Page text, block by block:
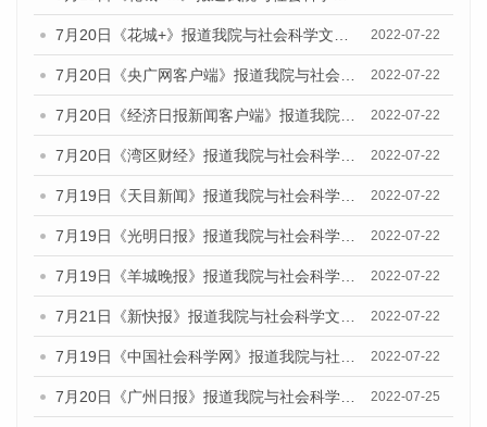
7月20日《花城+》报道我院与社会科学文献出版社联合发布《广州蓝皮书：广州城乡融合发展报告(2022)》的媒体文章 2022-07-22
7月20日《央广网客户端》报道我院与社会科学文献出版社联合发布《广州蓝皮书：广州城乡融合发展报告(2022)》的媒体文章 2022-07-22
7月20日《经济日报新闻客户端》报道我院与社会科学文献出版社联合发布《广州蓝皮书：广州城乡融合发展报告(2022)》的媒体文章 2022-07-22
7月20日《湾区财经》报道我院与社会科学文献出版社联合发布《广州蓝皮书：广州城乡融合发展报告(2022)》的媒体文章 2022-07-22
7月19日《天目新闻》报道我院与社会科学文献出版社联合发布《广州蓝皮书：广州城乡融合发展报告(2022)》的媒体文章 2022-07-22
7月19日《光明日报》报道我院与社会科学文献出版社联合发布《广州蓝皮书：广州城乡融合发展报告(2022)》的媒体文章 2022-07-22
7月19日《羊城晚报》报道我院与社会科学文献出版社联合发布《广州蓝皮书：广州城乡融合发展报告(2022)》的媒体文章 2022-07-22
7月21日《新快报》报道我院与社会科学文献出版社联合发布《广州蓝皮书：广州城乡融合发展报告(2022)》的媒体文章 2022-07-22
7月19日《中国社会科学网》报道我院与社会科学文献出版社联合发布《广州蓝皮书：广州城乡融合发展报告(2022)》的媒体文章 2022-07-22
7月20日《广州日报》报道我院与社会科学文献出版社联合发布《广州蓝皮书：广州城乡融合发展报告(2022)》的媒体文章 2022-07-25